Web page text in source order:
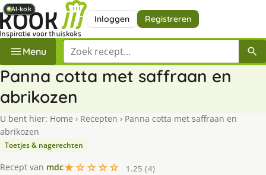
Inloggen Registreren
Menu Zoek een recept
Panna cotta met saffraan en
abrikozen
U bent hier: Home › Recepten › Panna cotta met saffraan en
abrikozen
Toetjes & nagerechten
Recept van mdc★☆☆☆☆
1.25 (4)
AI-kok
AI-kok
AI-kok
AI-kok
AI-kok
AI-kok
AI-kok
AI-kok